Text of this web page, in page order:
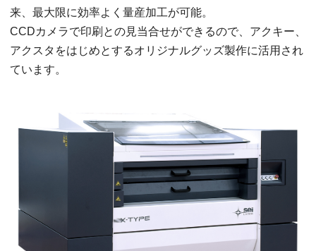
来、最大限に効率よく量産加工が可能。
CCDカメラで印刷との見当合せができるので、アクキー、
アクスタをはじめとするオリジナルグッズ製作に活用され
ています。